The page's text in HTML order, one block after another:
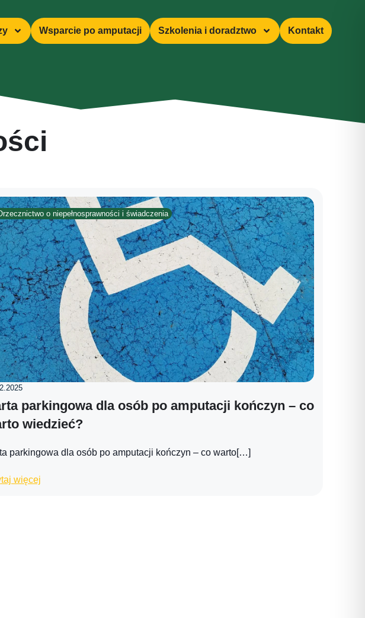
Wsparcie po amputacji Szkolenia i doradztwo Kontakt
o niepełnosprawności i świadczenia
parkingowa dla osób po amputacji kończyn – co
wiedzieć?
parkingowa dla osób po amputacji kończyn – co warto[…]
więcej